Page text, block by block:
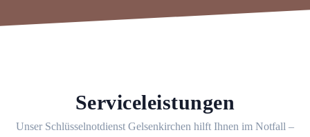
Serviceleistungen
Unser Schlüsselnotdienst Gelsenkirchen hilft Ihnen im Notfall –